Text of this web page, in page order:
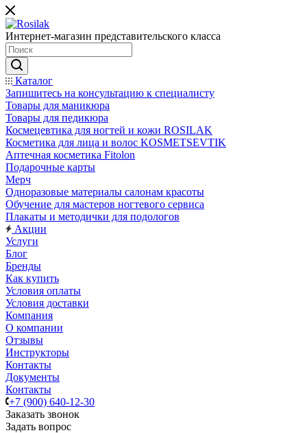
Интернет-магазин представительского класса
Каталог
Запишитесь на консультацию к специалисту
Товары для маникюра
Товары для педикюра
Космецевтика для ногтей и кожи ROSILAK
Косметика для лица и волос KOSMETSEVTIK
Аптечная косметика Fitolon
Подарочные карты
Мерч
Одноразовые материалы салонам красоты
Обучение для мастеров ногтевого сервиса
Плакаты и методички для подологов
Акции
Услуги
Блог
Бренды
Как купить
Условия оплаты
Условия доставки
Компания
О компании
Отзывы
Инструкторы
Контакты
Документы
Контакты
+7 (900) 640-12-30
Заказать звонок
Задать вопрос